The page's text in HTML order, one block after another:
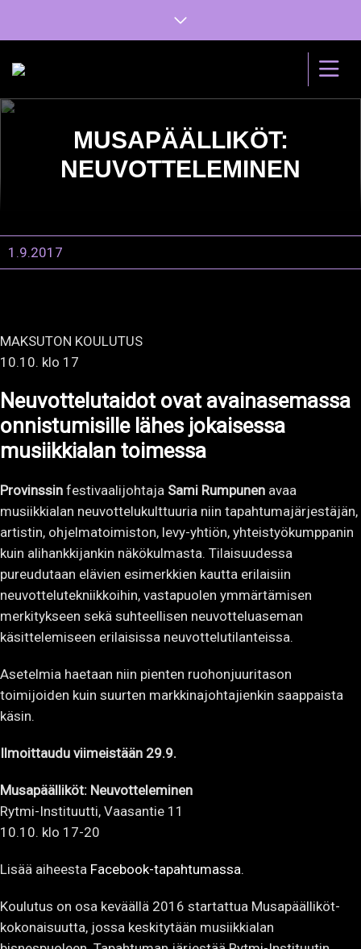
MUSAPÄÄLLIKÖT:
NEUVOTTELEMINEN
1.9.2017
MAKSUTON KOULUTUS
10.10. klo 17
Neuvottelutaidot ovat avainasemassa
onnistumisille lähes jokaisessa
musiikkialan toimessa
Provinssin festivaalijohtaja Sami Rumpunen
musiikkialan neuvottelukulttuuria niin tapahtumajärjestäjän,
artistin, ohjelmatoimiston, levy-yhtiön, yhteistyökumppanin
kuin alihankkijankin näkökulmasta. Tilaisuudessa
pureudutaan elävien esimerkkien kautta erilaisiin
neuvottelutekniikkoihin, vastapuolen ymmärtämisen
merkitykseen sekä suhteellisen neuvotteluaseman
käsittelemiseen erilaisissa neuvottelutilanteissa.
Asetelmia haetaan niin pienten ruohonjuuritason
toimijoiden kuin suurten markkinajohtajienkin saappaista
käsin.
Ilmoittaudu viimeistään 29.9.
Musapäälliköt: Neuvotteleminen
Rytmi-Instituutti, Vaasantie 11
10.10. klo 17-20
Lisää aiheesta Facebook-tapahtumassa.
Koulutus on osa keväällä 2016 startattua Musapäälliköt-
kokonaisuutta, jossa keskitytään musiikkialan
bisnespuoleen. Tapahtuman järjestää Rytmi-Instituutin